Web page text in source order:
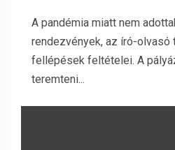
A pandémia miatt nem
rendezvények, az író-olvasó
fellépések feltételei. A
teremteni...